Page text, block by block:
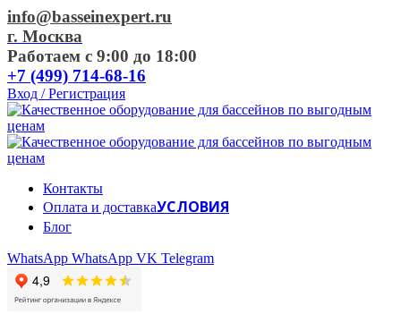
info@basseinexpert.ru
г. Москва
Работаем с 9:00 до 18:00
+7 (499) 714-68-16
Вход / Регистрация
Контакты
Оплата и доставкаУСЛОВИЯ
Блог
WhatsApp WhatsApp VK Telegram